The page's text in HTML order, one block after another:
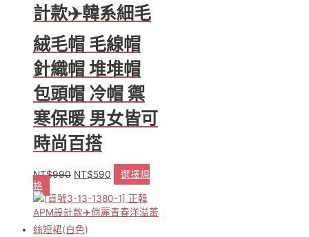
計款✈️韓系細毛
絨毛帽 毛線帽
針織帽 堆堆帽
包頭帽 冷帽 禦
寒保暖 男女皆可
時尚百搭
NT$990 原
價
格：
NT$990。
NT$590
價
格：
選擇規
格
產
品
有